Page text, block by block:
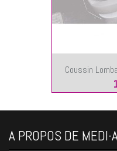
Coussin
A PROPOS DE MEDI-